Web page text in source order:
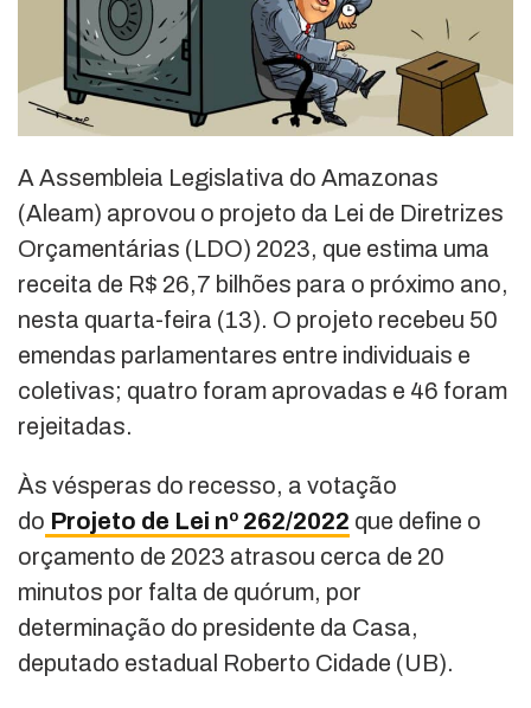
A Assembleia Legislativa do Amazonas
(Aleam) aprovou o projeto da Lei de Diretrizes
Orçamentárias (LDO) 2023, que estima uma
receita de R$ 26,7 bilhões para o próximo ano,
nesta quarta-feira (13). O projeto recebeu 50
emendas parlamentares entre individuais e
coletivas; quatro foram aprovadas e 46 foram
rejeitadas.
Às vésperas do recesso, a votação
do Projeto de Lei nº 262/2022 que define o
orçamento de 2023 atrasou cerca de 20
minutos por falta de quórum, por
determinação do presidente da Casa,
deputado estadual Roberto Cidade (UB).